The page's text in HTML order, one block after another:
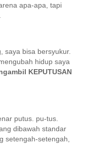
apa-apa, tapi
saya bisa bersyukur.
hidup saya
KEPUTUSAN
putus. pu-tus.
dibawah standar
setengah-setengah,